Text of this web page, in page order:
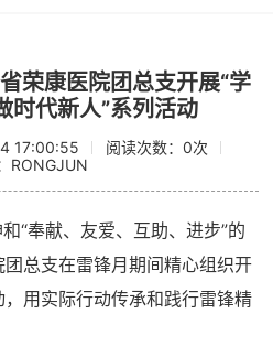
荣康医院团总支开展“学
时代新人”系列活动
17:00:55 阅读次数： 0次
RONGJUN
“奉献、友爱、互助、进步”的
总支在雷锋月期间精心组织开
用实际行动传承和践行雷锋精